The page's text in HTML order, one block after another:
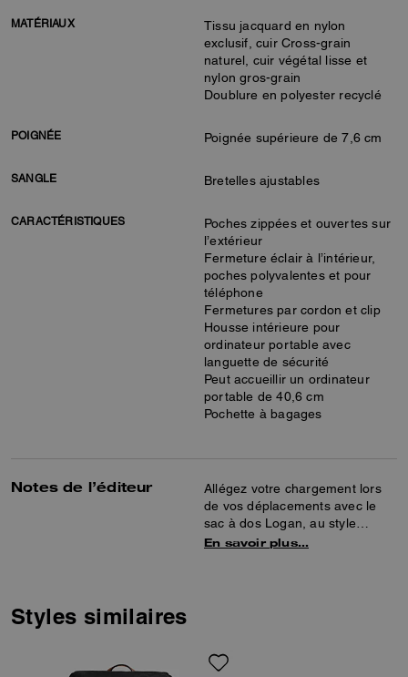
MATÉRIAUX
Tissu jacquard en nylon
exclusif, cuir Cross-grain
naturel, cuir végétal lisse et
nylon gros-grain
Doublure en polyester recyclé
POIGNÉE Poignée supérieure de 7,6 cm
SANGLE Bretelles ajustables
CARACTÉRISTIQUES
Poches zippées et ouvertes sur
l’extérieur
Fermeture éclair à l’intérieur,
poches polyvalentes et pour
téléphone
Fermetures par cordon et clip
Housse intérieure pour
ordinateur portable avec
languette de sécurité
Peut accueillir un ordinateur
portable de 40,6 cm
Pochette à bagages
Notes de l’éditeur
Allégez votre chargement lors
de vos déplacements avec le
sac à dos Logan, au style
sportif et robuste, confectionné
vos accessoires, ainsi que de
En savoir plus…
Styles similaires